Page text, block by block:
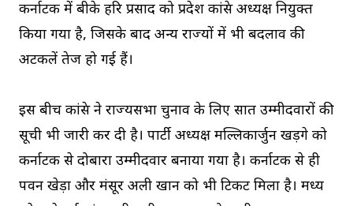
कर्नाटक में बीके हरि प्रसाद को प्रदेश कांग्रेस अध्यक्ष नियुक्त
किया गया है, जिसके बाद अन्य राज्यों में भी बदलाव की
अटकलें तेज हो गई हैं।
इस बीच कांग्रेस ने राज्यसभा चुनाव के लिए सात उम्मीदवारों की
सूची भी जारी कर दी है। पार्टी अध्यक्ष मल्लिकार्जुन खड़गे को
कर्नाटक से दोबारा उम्मीदवार बनाया गया है। कर्नाटक से ही
पवन खेड़ा और मंसूर अली खान को भी टिकट मिला है। मध्य